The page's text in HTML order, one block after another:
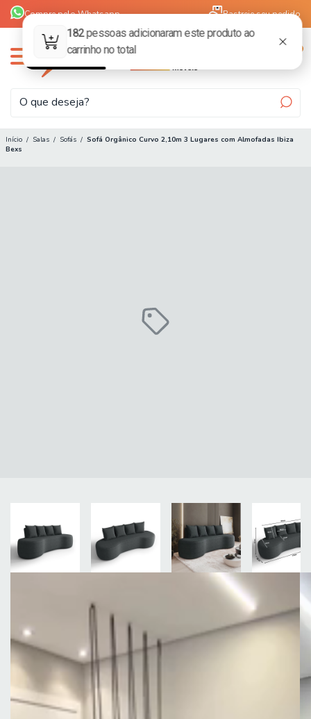
Compre pelo Whatsapp Rastreie seu pedido
Início / Salas / Sofás / Sofá Orgânico Curvo 2,10m 3 Lugares com Almofadas Ibiza
Bexs